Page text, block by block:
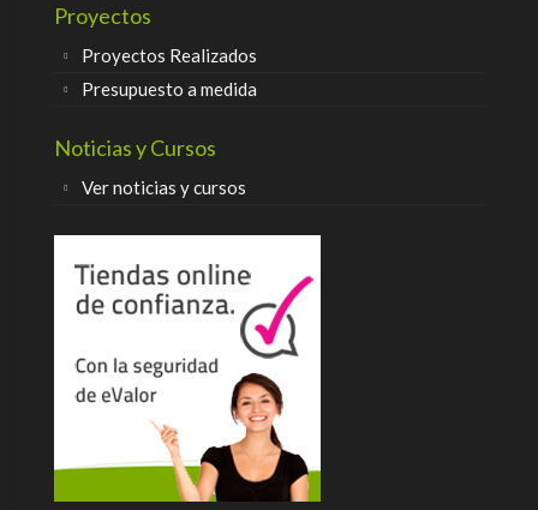
Proyectos
Proyectos Realizados
Presupuesto a medida
Noticias y Cursos
Ver noticias y cursos